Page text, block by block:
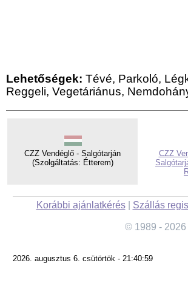
Lehetőségek: Tévé, Parkoló,
Reggeli, Vegetáriánus,
CZZ Vendéglő - Salgótarján
(Szolgáltatás: Étterem)
CZZ
Korábbi ajánlatkérés| Szállás
© 1989 - 2026
2026. augusztus 6. csütörtök - 21:40:59